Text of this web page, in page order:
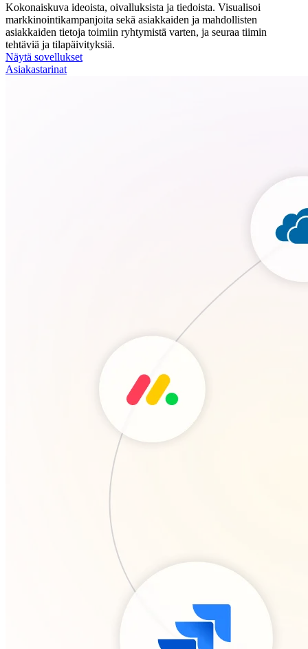
Kokonaiskuva ideoista, oivalluksista ja tiedoista. Visualisoi
markkinointikampanjoita sekä asiakkaiden ja mahdollisten
asiakkaiden tietoja toimiin ryhtymistä varten, ja seuraa tiimin
tehtäviä ja tilapäivityksiä.
Näytä sovellukset
Asiakastarinat